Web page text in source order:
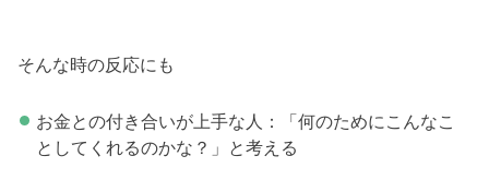
そんな時の反応にも
お金との付き合いが上手な人：「何のためにこんなこ
としてくれるのかな？」と考える